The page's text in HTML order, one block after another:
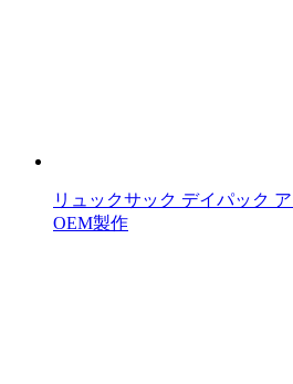
リュックサック デイパック
OEM製作